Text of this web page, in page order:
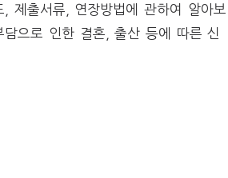
제출서류, 연장방법에 관하여 알아보
으로 인한 결혼, 출산 등에 따른 신